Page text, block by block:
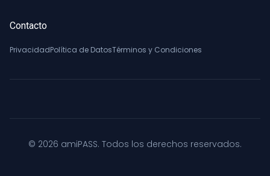
Contacto
PrivacidadPolítica de DatosTérminos y Condiciones
© 2026 amiPASS. Todos los derechos reservados.